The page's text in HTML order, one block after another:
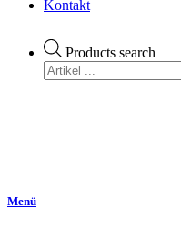
Kontakt
Products search
Menü